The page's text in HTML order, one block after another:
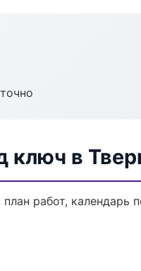
ключ в
работ, календарь